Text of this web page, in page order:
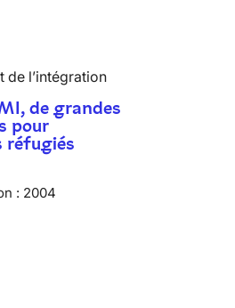
de l’intégration
de grandes
pour
réfugiés
: 2004